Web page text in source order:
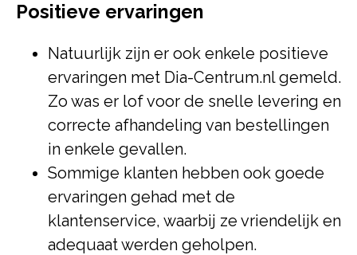
Positieve ervaringen
Natuurlijk zijn er ook enkele positieve
ervaringen met Dia-Centrum.nl gemeld.
Zo was er lof voor de snelle levering en
correcte afhandeling van bestellingen
in enkele gevallen.
Sommige klanten hebben ook goede
ervaringen gehad met de
klantenservice, waarbij ze vriendelijk en
adequaat werden geholpen.